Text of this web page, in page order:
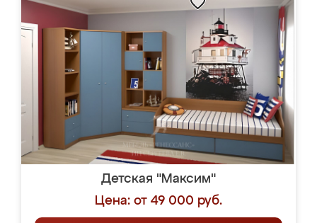
Детская "Максим"
Цена: от 49 000 руб.